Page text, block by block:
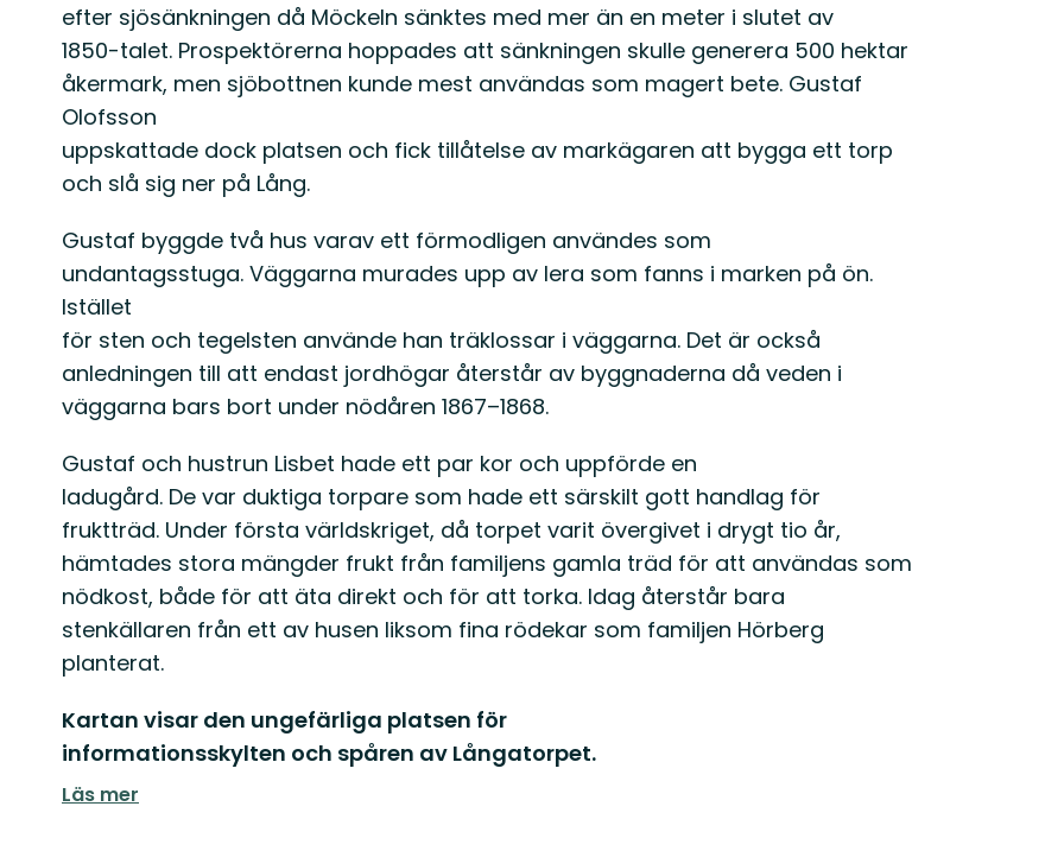
efter sjösänkningen då Möckeln sänktes med mer än en meter i slutet av
1850-talet. Prospektörerna hoppades att sänkningen skulle generera 500 hektar
åkermark, men sjöbottnen kunde mest användas som magert bete. Gustaf
Olofsson
uppskattade dock platsen och fick tillåtelse av markägaren att bygga ett torp
och slå sig ner på Lång.
Gustaf byggde två hus varav ett förmodligen användes som
undantagsstuga. Väggarna murades upp av lera som fanns i marken på ön.
Istället
för sten och tegelsten använde han träklossar i väggarna. Det är också
anledningen till att endast jordhögar återstår av byggnaderna då veden i
väggarna bars bort under nödåren 1867–1868.
Gustaf och hustrun Lisbet hade ett par kor och uppförde en
ladugård. De var duktiga torpare som hade ett särskilt gott handlag för
fruktträd. Under första världskriget, då torpet varit övergivet i drygt tio år,
hämtades stora mängder frukt från familjens gamla träd för att användas som
nödkost, både för att äta direkt och för att torka. Idag återstår bara
stenkällaren från ett av husen liksom fina rödekar som familjen Hörberg
planterat.
Kartan visar den ungefärliga platsen för
informationsskylten och spåren av Långatorpet.
Läs mer